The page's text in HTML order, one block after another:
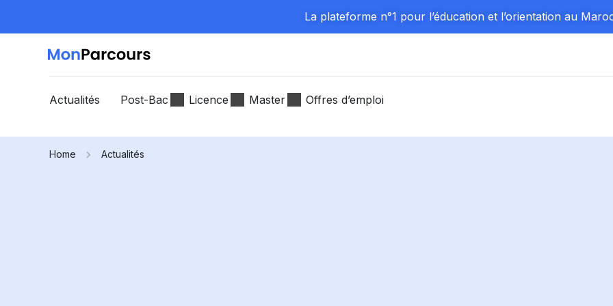
La plateforme n°1 pour l’éducation et l’orientation au
Actualités Post-Bac Licence Master Offres d’emploi
Home Actualités